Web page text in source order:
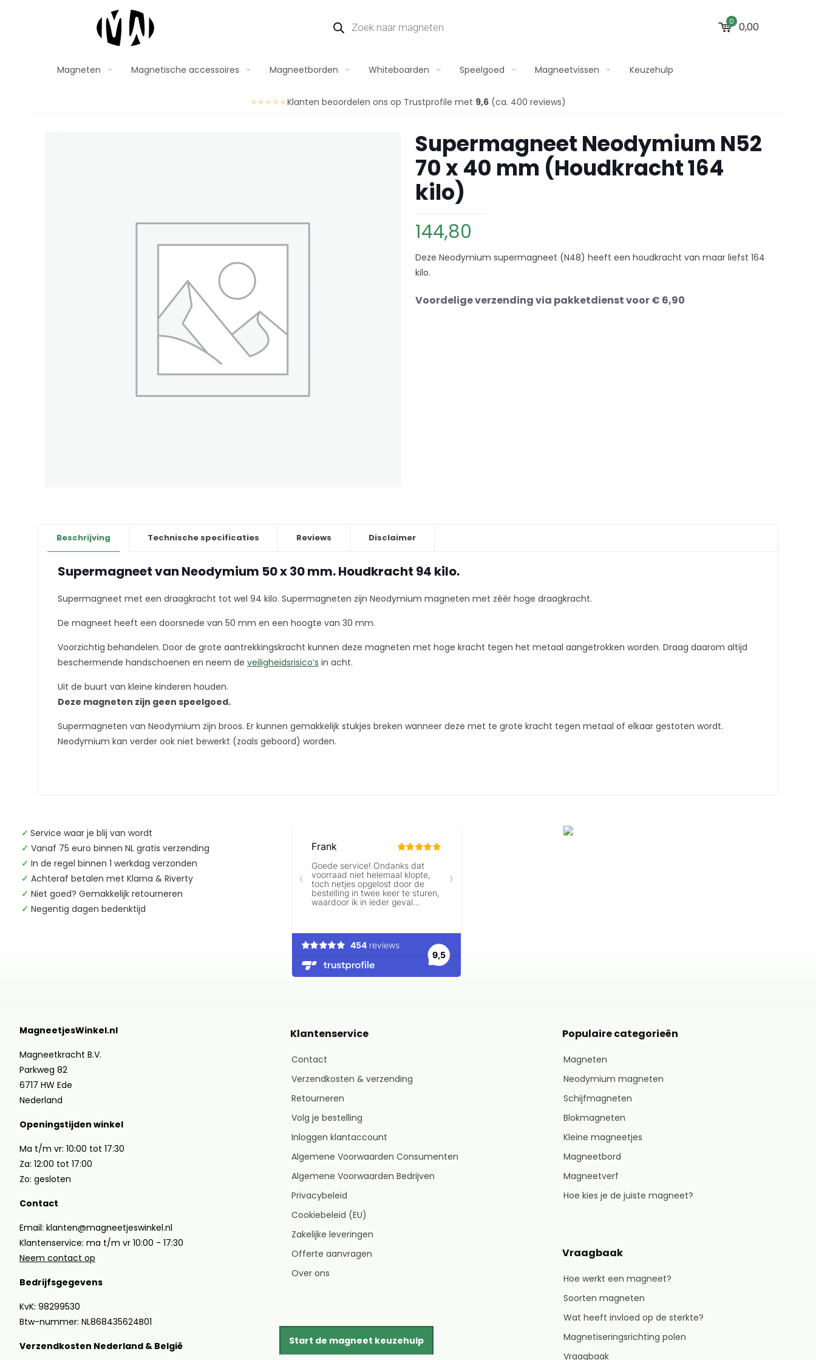
zoeken 0 0,00
Magneten Magnetische accessoires Magneetborden Whiteboarden Speelgoed Magneetvissen Keuzehulp
⭐⭐⭐⭐⭐Klanten beoordelen ons op Trustprofile met 9,6(ca. 400 reviews)
Supermagneet Neodymium N52
70 x 40 mm (Houdkracht 164
kilo)
144,80
Deze Neodymium supermagneet (N48) heeft een houdkracht van maar liefst 164
kilo.
Voordelige verzending via pakketdienst voor € 6,90
Beschrijving Technische specificaties Reviews Disclaimer
Supermagneet van Neodymium 50 x 30 mm. Houdkracht 94 kilo.
Supermagneet met een draagkracht tot wel 94 kilo. Supermagneten zijn Neodymium magneten met zéér hoge draagkracht.
De magneet heeft een doorsnede van 50 mm en een hoogte van 30 mm.
Voorzichtig behandelen. Door de grote aantrekkingskracht kunnen deze magneten met hoge kracht tegen het metaal aangetrokken worden. Draag daarom altijd
beschermende handschoenen en neem de veiligheidsrisico’s in acht.
Uit de buurt van kleine kinderen houden.
Deze magneten zijn geen speelgoed.
Supermagneten van Neodymium zijn broos. Er kunnen gemakkelijk stukjes breken wanneer deze met te grote kracht tegen metaal of elkaar gestoten wordt.
Neodymium kan verder ook niet bewerkt (zoals geboord) worden.
✓ Service waar je blij van wordt
✓ Vanaf 75 euro binnen NL gratis verzending
✓ In de regel binnen 1 werkdag verzonden
✓ Achteraf betalen met Klarna & Riverty
✓ Niet goed? Gemakkelijk retourneren
✓ Negentig dagen bedenktijd
MagneetjesWinkel.nl
Magneetkracht B.V.
Parkweg 82
6717 HW Ede
Nederland
Openingstijden winkel
Ma t/m vr: 10:00 tot 17:30
Za: 12:00 tot 17:00
Zo: gesloten
Contact
Email: klanten@magneetjeswinkel.nl
Klantenservice: ma t/m vr 10:00 - 17:30
Neem contact op
Bedrijfsgegevens
KvK: 98299530
Btw-nummer: NL868435624B01
Verzendkosten Nederland & België
Klantenservice
Contact
Verzendkosten & verzending
Retourneren
Volg je bestelling
Inloggen klantaccount
Algemene Voorwaarden Consumenten
Algemene Voorwaarden Bedrijven
Privacybeleid
Cookiebeleid (EU)
Zakelijke leveringen
Offerte aanvragen
Over ons
Start de magneet keuzehulp
Populaire categorieën
Magneten
Neodymium magneten
Schijfmagneten
Blokmagneten
Kleine magneetjes
Magneetbord
Magneetverf
Hoe kies je de juiste magneet?
Vraagbaak
Hoe werkt een magneet?
Soorten magneten
Wat heeft invloed op de sterkte?
Magnetiseringsrichting polen
Vraagbaak